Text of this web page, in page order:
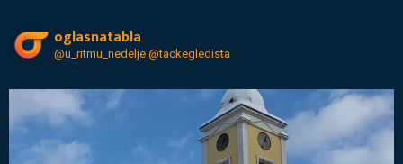
oglasnatabla
@u_ritmu_nedelje @tackegledista